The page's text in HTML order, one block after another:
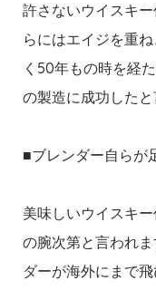
許さないウイスキ
らにはエイジを重
く50年もの時を経
の製造に成功したと
■ブレンダー自らが
美味しいウイスキ
の腕次第と言われ
ダーが海外にまで